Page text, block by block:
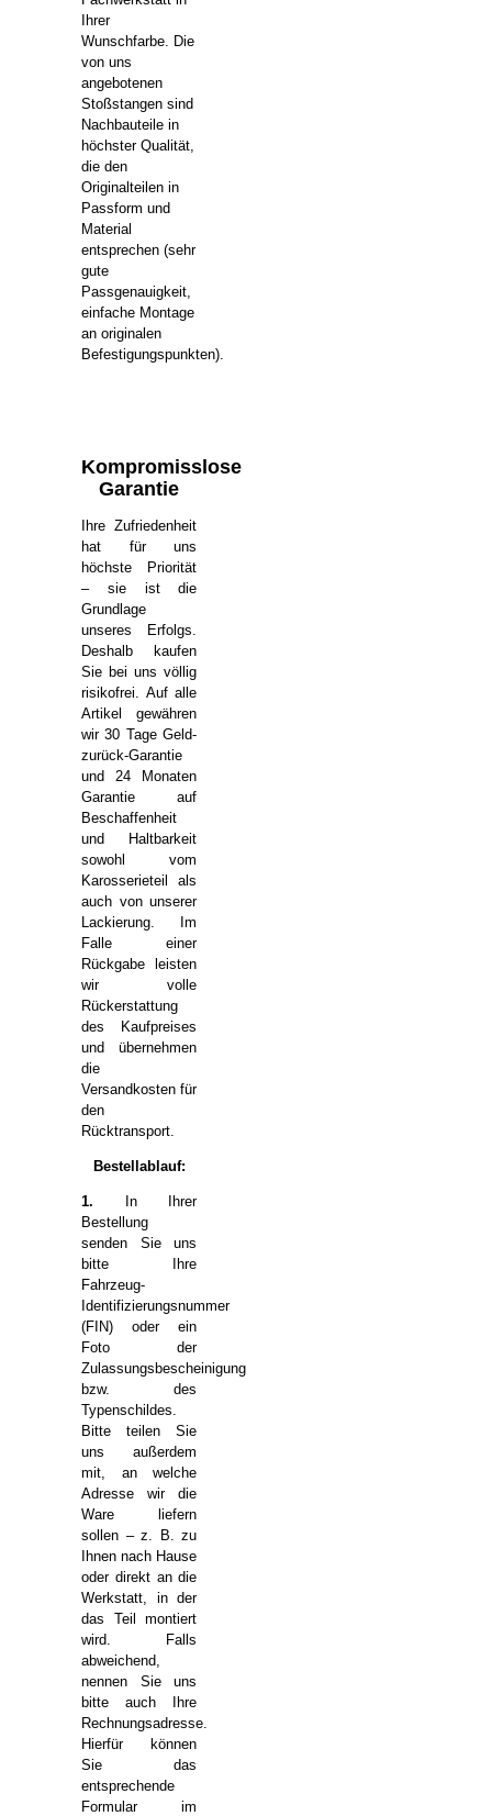
Ihrer
Wunschfarbe. Die
von uns
angebotenen
Stoßstangen sind
Nachbauteile in
höchster Qualität,
die den
Originalteilen in
Passform und
Material
entsprechen (sehr
gute
Passgenauigkeit,
einfache Montage
an originalen
Befestigungspunkten).
Kompromisslose
Garantie
Ihre Zufriedenheit
hat für uns
höchste Priorität
– sie ist die
Grundlage
unseres Erfolgs.
Deshalb kaufen
Sie bei uns völlig
risikofrei. Auf alle
Artikel gewähren
wir 30 Tage Geld-
zurück-Garantie
und 24 Monaten
Garantie auf
Beschaffenheit
und Haltbarkeit
sowohl vom
Karosserieteil als
auch von unserer
Lackierung. Im
Falle einer
Rückgabe leisten
wir volle
Rückerstattung
des Kaufpreises
und übernehmen
die
Versandkosten für
den
Rücktransport.
Bestellablauf:
1. In Ihrer
Bestellung
senden Sie uns
bitte Ihre
Fahrzeug-
Identifizierungsnummer
(FIN) oder ein
Foto der
Zulassungsbescheinigung
bzw. des
Typenschildes.
Bitte teilen Sie
uns außerdem
mit, an welche
Adresse wir die
Ware liefern
sollen – z. B. zu
Ihnen nach Hause
oder direkt an die
Werkstatt, in der
das Teil montiert
wird. Falls
abweichend,
nennen Sie uns
bitte auch Ihre
Rechnungsadresse.
Hierfür können
Sie das
entsprechende
Formular im